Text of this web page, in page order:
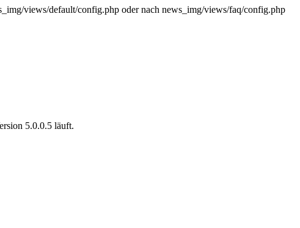
views/default/config.php oder nach news_img/views/faq/config.php
5.0.0.5 läuft.